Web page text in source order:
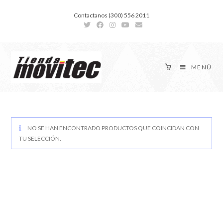
Contactanos (300) 556 2011
MENÚ
NO SE HAN ENCONTRADO PRODUCTOS QUE COINCIDAN CON
TU SELECCIÓN.